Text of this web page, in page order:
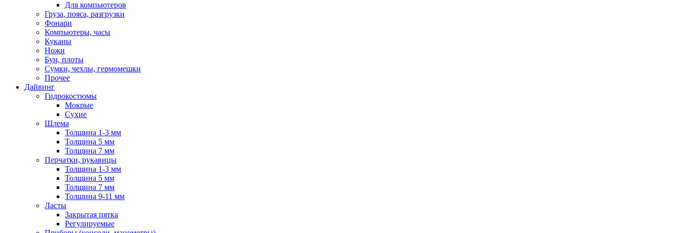
Для компьютеров
Груза, пояса, разгрузки
Фонари
Компьютеры, часы
Куканы
Ножи
Буи, плоты
Сумки, чехлы, гермомешки
Прочее
Дайвинг
Гидрокостюмы
Мокрые
Сухие
Шлема
Толщина 1-3 мм
Толщина 5 мм
Толщина 7 мм
Перчатки, рукавицы
Толщина 1-3 мм
Толщина 5 мм
Толщина 7 мм
Толщина 9-11 мм
Ласты
Закрытая пятка
Регулируемые